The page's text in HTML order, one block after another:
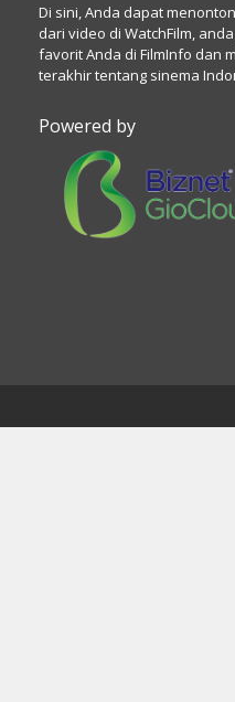
Di sini, Anda dapat
dari video di WatchFilm,
favorit Anda di FilmInfo dan
terakhir tentang sinema
Powered by